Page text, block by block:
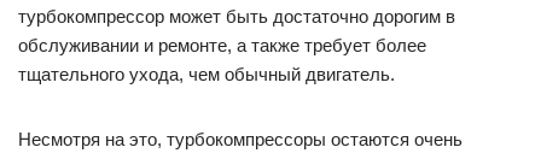
турбокомпрессор может быть достаточно дорогим в
обслуживании и ремонте, а также требует более
тщательного ухода, чем обычный двигатель.
Несмотря на это, турбокомпрессоры остаются очень